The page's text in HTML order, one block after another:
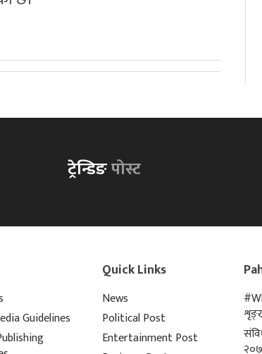
ट्रेन्डिङपोस्ट
Guidelines
Quick Links
News
Political Post
Entertainment Post